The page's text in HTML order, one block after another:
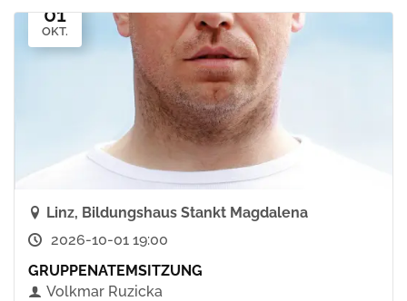
01
OKT.
Linz, Bildungshaus Stankt Magdalena
2026-10-01 19:00
GRUPPENATEMSITZUNG
Volkmar Ruzicka